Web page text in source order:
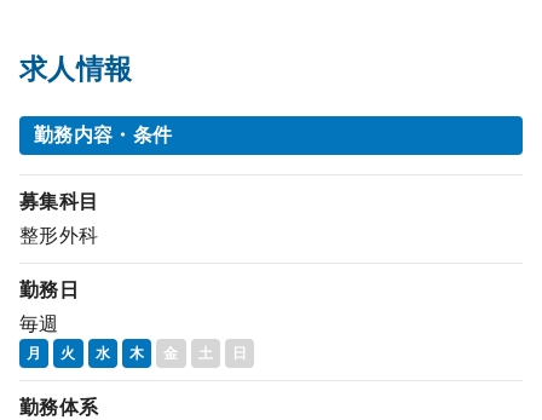
求人情報
勤務内容・条件
募集科目
整形外科
勤務日
毎週
月 火 水 木 金 土 日
勤務体系